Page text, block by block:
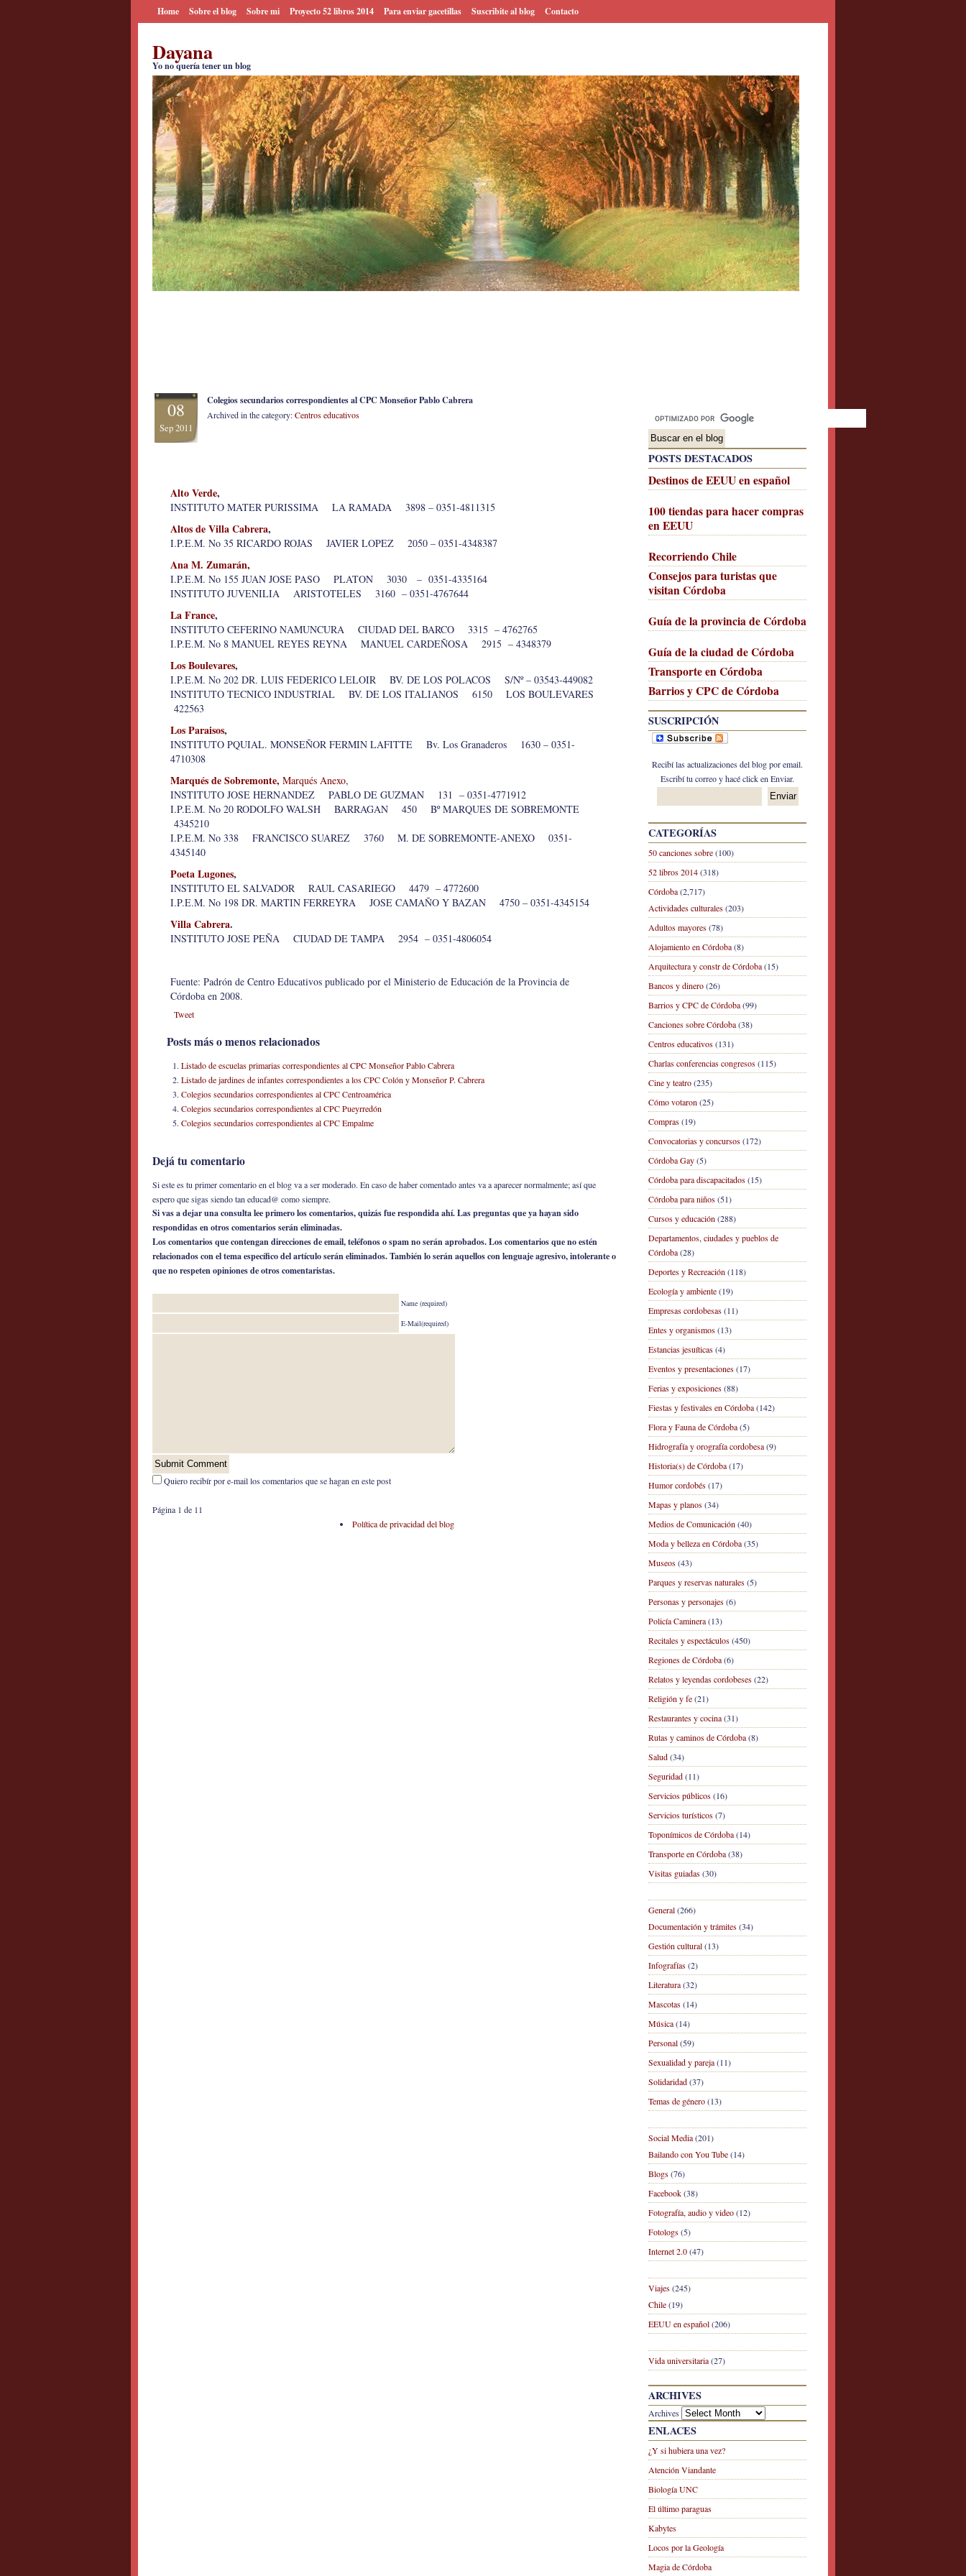
Home Sobre el blog Sobre mi Proyecto 52 libros 2014 Para enviar gacetillas Suscribite al blog Contacto
Dayana
Yo no quería tener un blog
POSTS DESTACADOS
Destinos de EEUU en español
100 tiendas para hacer compras
en EEUU
Recorriendo Chile
Consejos para turistas que
visitan Córdoba
Guía de la provincia de Córdoba
Guía de la ciudad de Córdoba
Transporte en Córdoba
Barrios y CPC de Córdoba
SUSCRIPCIÓN
Recibí las actualizaciones del blog por email.
Escribí tu correo y hacé click en Enviar.
CATEGORÍAS
50 canciones sobre(100)
52 libros 2014(318)
Córdoba(2,717)
Actividades culturales(203)
Adultos mayores(78)
Alojamiento en Córdoba(8)
Arquitectura y constr de Córdoba(15)
Bancos y dinero(26)
Barrios y CPC de Córdoba(99)
Canciones sobre Córdoba(38)
Centros educativos(131)
Charlas conferencias congresos(115)
Cine y teatro(235)
Cómo votaron (25)
Compras(19)
Convocatorias y concursos(172)
Córdoba Gay(5)
Córdoba para discapacitados(15)
Córdoba para niños(51)
Cursos y educación (288)
Departamentos, ciudades y pueblos de
Córdoba(28)
Deportes y Recreación (118)
Ecología y ambiente(19)
Empresas cordobesas(11)
Entes y organismos(13)
Estancias jesuíticas(4)
Eventos y presentaciones(17)
Ferias y exposiciones(88)
Fiestas y festivales en Córdoba(142)
Flora y Fauna de Córdoba(5)
Hidrografía y orografía cordobesa(9)
Historia(s) de Córdoba(17)
Humor cordobés(17)
Mapas y planos(34)
Medios de Comunicación (40)
Moda y belleza en Córdoba(35)
Museos(43)
Parques y reservas naturales(5)
Personas y personajes(6)
Policía Caminera(13)
Recitales y espectáculos(450)
Regiones de Córdoba(6)
Relatos y leyendas cordobeses(22)
Religión y fe(21)
Restaurantes y cocina(31)
Rutas y caminos de Córdoba(8)
Salud(34)
Seguridad(11)
Servicios públicos(16)
Servicios turísticos(7)
Toponímicos de Córdoba(14)
Transporte en Córdoba(38)
Visitas guiadas(30)
General(266)
Documentación y trámites(34)
Gestión cultural(13)
Infografías(2)
Literatura(32)
Mascotas(14)
Música(14)
Personal(59)
Sexualidad y pareja(11)
Solidaridad(37)
Temas de género(13)
Social Media(201)
Bailando con You Tube(14)
Blogs(76)
Facebook(38)
Fotografía, audio y video(12)
Fotologs(5)
Internet 2.0(47)
Viajes(245)
Chile(19)
EEUU en español(206)
Vida universitaria(27)
ARCHIVES
Archives
ENLACES
¿Y si hubiera una vez?
Atención Viandante
Biología UNC
El último paraguas
Kabytes
Locos por la Geología
Magia de Córdoba
08
Sep 2011
Colegios secundarios correspondientes al CPC Monseñor Pablo Cabrera
Archived in the category:Centros educativos
Alto Verde,
INSTITUTO MATER PURISSIMA LA RAMADA 3898 – 0351-4811315
Altos de Villa Cabrera,
I.P.E.M. No 35 RICARDO ROJAS JAVIER LOPEZ 2050 – 0351-4348387
Ana M. Zumarán,
I.P.E.M. No 155 JUAN JOSE PASO PLATON 3030 – 0351-4335164
INSTITUTO JUVENILIA ARISTOTELES 3160 – 0351-4767644
La France,
INSTITUTO CEFERINO NAMUNCURA CIUDAD DEL BARCO 3315 – 4762765
I.P.E.M. No 8 MANUEL REYES REYNA MANUEL CARDEÑOSA 2915 – 4348379
Los Boulevares,
I.P.E.M. No 202 DR. LUIS FEDERICO LELOIR BV. DE LOS POLACOS S/Nº – 03543-449082
INSTITUTO TECNICO INDUSTRIAL BV. DE LOS ITALIANOS 6150 LOS BOULEVARES
422563
Los Paraisos,
INSTITUTO PQUIAL. MONSEÑOR FERMIN LAFITTE Bv. Los Granaderos 1630 – 0351-
4710308
Marqués de Sobremonte, Marqués Anexo,
INSTITUTO JOSE HERNANDEZ PABLO DE GUZMAN 131 – 0351-4771912
I.P.E.M. No 20 RODOLFO WALSH BARRAGAN 450 Bº MARQUES DE SOBREMONTE
4345210
I.P.E.M. No 338 FRANCISCO SUAREZ 3760 M. DE SOBREMONTE-ANEXO 0351-
4345140
Poeta Lugones,
INSTITUTO EL SALVADOR RAUL CASARIEGO 4479 – 4772600
I.P.E.M. No 198 DR. MARTIN FERREYRA JOSE CAMAÑO Y BAZAN 4750 – 0351-4345154
Villa Cabrera.
INSTITUTO JOSE PEÑA CIUDAD DE TAMPA 2954 – 0351-4806054
Fuente: Padrón de Centro Educativos publicado por el Ministerio de Educación de la Provincia de
Córdoba en 2008.
Tweet
Posts más o menos relacionados
Listado de escuelas primarias correspondientes al CPC Monseñor Pablo Cabrera
Listado de jardines de infantes correspondientes a los CPC Colón y Monseñor P. Cabrera
Colegios secundarios correspondientes al CPC Centroamérica
Colegios secundarios correspondientes al CPC Pueyrredón
Colegios secundarios correspondientes al CPC Empalme
Dejá tu comentario
Si este es tu primer comentario en el blog va a ser moderado. En caso de haber comentado antes va a aparecer normalmente; así que
espero que sigas siendo tan educad@ como siempre.
Si vas a dejar una consulta lee primero los comentarios, quizás fue respondida ahí. Las preguntas que ya hayan sido
respondidas en otros comentarios serán eliminadas.
Los comentarios que contengan direcciones de email, teléfonos o spam no serán aprobados. Los comentarios que no estén
relacionados con el tema específico del artículo serán eliminados. También lo serán aquellos con lenguaje agresivo, intolerante o
que no respeten opiniones de otros comentaristas.
Name (required)
E-Mail(required)
Quiero recibír por e-mail los comentarios que se hagan en este post
Página 1 de 1 1
Política de privacidad del blog